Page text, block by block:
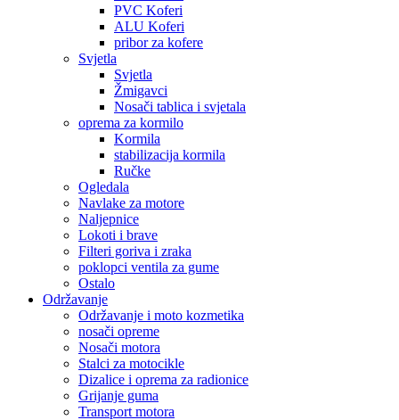
PVC Koferi
ALU Koferi
pribor za kofere
Svjetla
Svjetla
Žmigavci
Nosači tablica i svjetala
oprema za kormilo
Kormila
stabilizacija kormila
Ručke
Ogledala
Navlake za motore
Naljepnice
Lokoti i brave
Filteri goriva i zraka
poklopci ventila za gume
Ostalo
Održavanje
Održavanje i moto kozmetika
nosači opreme
Nosači motora
Stalci za motocikle
Dizalice i oprema za radionice
Grijanje guma
Transport motora